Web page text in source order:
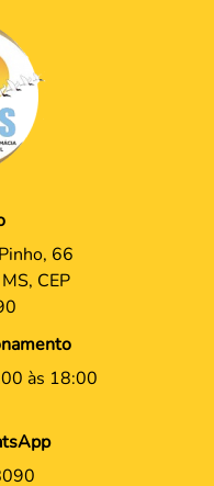
66
CEP
às 18:00